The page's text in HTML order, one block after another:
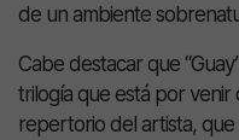
de un ambiente
Cabe destacar que
trilogía que está por
repertorio del artista,